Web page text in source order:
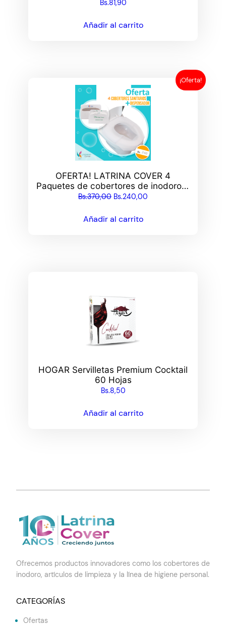
Bs.81,90
Añadir al carrito
¡Oferta!
OFERTA! LATRINA COVER 4
Paquetes de cobertores de inodoro +
Dispensador
Bs.370,00 El
original
Bs.240,00
Añadir al carrito
HOGAR Servilletas Premium Cocktail
60 Hojas
Bs.8,50
Añadir al carrito
Ofrecemos productos innovadores como los cobertores de
inodoro, artículos de limpieza y la línea de higiene personal.
CATEGORÍAS
Ofertas